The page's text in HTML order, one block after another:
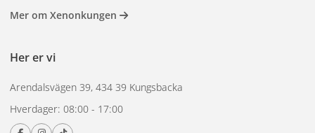
Mer om Xenonkungen
Her er vi
Arendalsvägen 39, 434 39 Kungsbacka
Hverdager: 08:00 - 17:00